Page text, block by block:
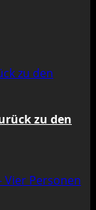
zu den
zu den
Personen